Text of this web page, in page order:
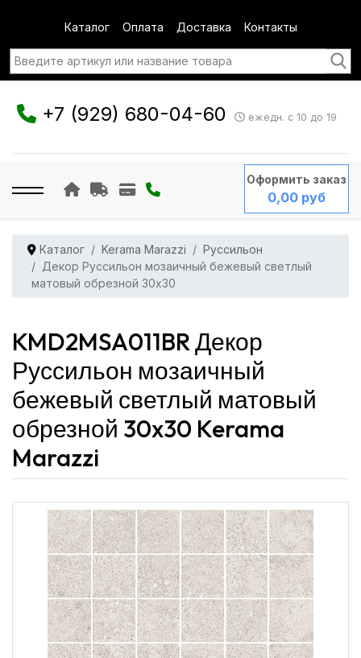
Каталог Оплата Доставка Контакты
+7 (929) 680-04-60 ежедн. с 10 до 19
Оформить заказ
0,00 руб
Каталог Kerama Marazzi
Руссильон
Декор Руссильон мозаичный бежевый светлый
матовый обрезной 30x30
KMD2MSA011BR Декор
Руссильон мозаичный
бежевый светлый матовый
обрезной 30x30 Kerama
Marazzi